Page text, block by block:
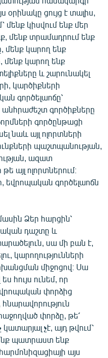
օրինակը ցույց է տալիս,
մենք կիսվում ենք մեր
մենք տրամադրում ենք
մենք կարող ենք
մենք կարող ենք
և շարունակել
կարծիքների
գործելաոճը՝
անհրաժեշտ գործիքները
գործընթացի
նաև այլ ոլորտների
պաշտպանության,
ազատ
այլ ոլորտներում։
եվրոպական գործելաոճն
Ձեր հարցին՝
դաշտը և
սա մի բան է,
կարողությունների
միջոցով։ Սա
հույս ունեմ, որ
փորձից
փորձը, թե՛
չէ, այդ թվում՝
պատրաստ ենք
այս